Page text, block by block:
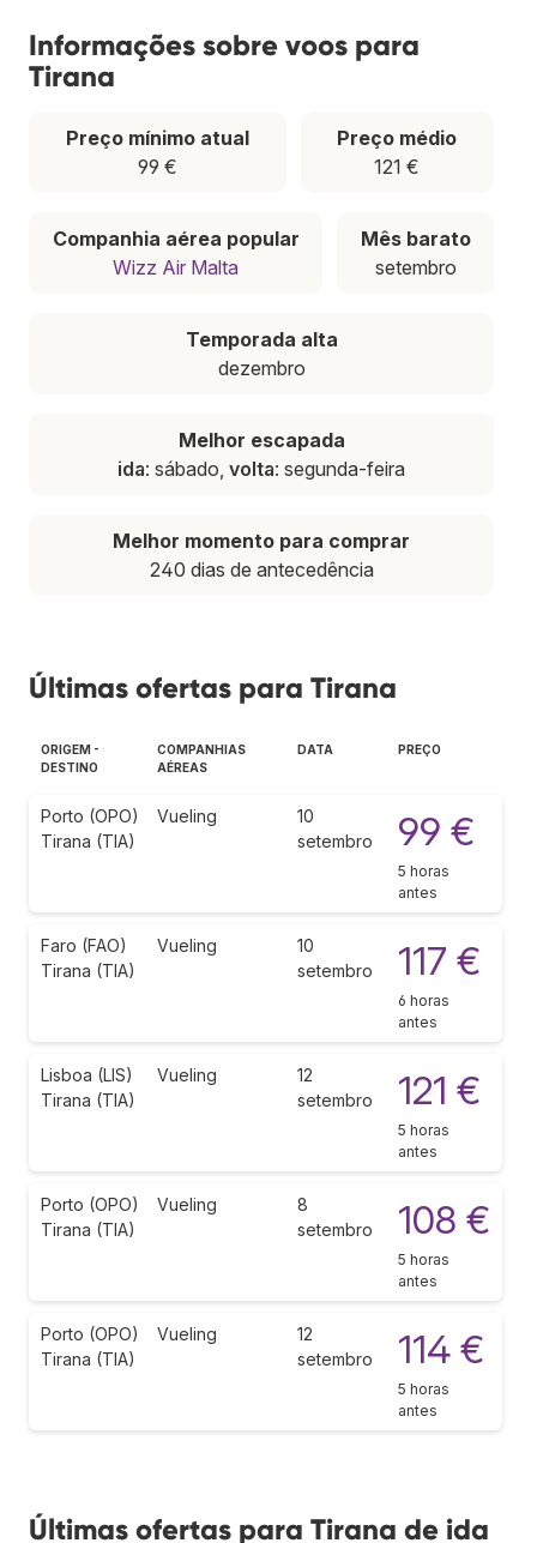
Informações sobre voos para
Tirana
Preço mínimo atual
99 €
Preço médio
121 €
Companhia aérea popular
Wizz Air Malta
Mês barato
setembro
Temporada alta
dezembro
Melhor escapada
ida: sábado, volta: segunda-feira
Melhor momento para comprar
240 dias de antecedência
Últimas ofertas para Tirana
ORIGEM -
DESTINO
COMPANHIAS
AÉREAS
DATA PREÇO
Porto (OPO)
Tirana (TIA)
Vueling
10
setembro
99 €
5 horas
antes
Faro (FAO)
Tirana (TIA)
Vueling
10
setembro
117 €
6 horas
antes
Lisboa (LIS)
Tirana (TIA)
Vueling
12
setembro
121 €
5 horas
antes
Porto (OPO)
Tirana (TIA)
Vueling
8
setembro
108 €
5 horas
antes
Porto (OPO)
Tirana (TIA)
Vueling
12
setembro
114 €
5 horas
antes
Últimas ofertas para Tirana de ida